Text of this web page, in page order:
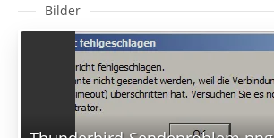
Bilder